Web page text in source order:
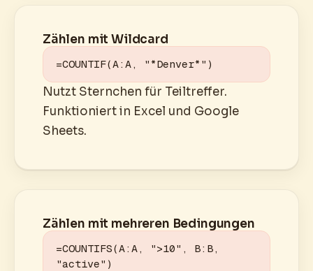
Zählen mit Wildcard
=COUNTIF(A:A, "*Denver*")
Nutzt Sternchen für Teiltreffer.
Funktioniert in Excel und Google
Sheets.
Zählen mit mehreren Bedingungen
=COUNTIFS(A:A, ">10", B:B,
"active")